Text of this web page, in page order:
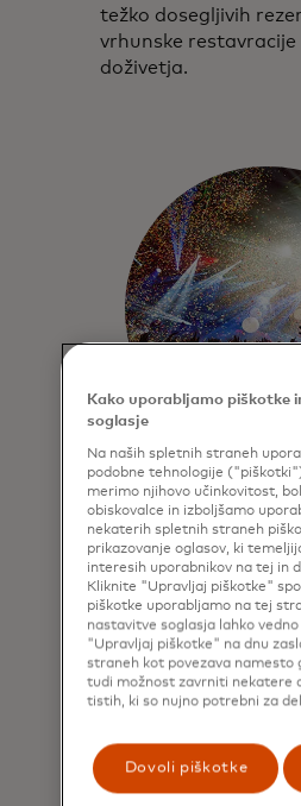
težko dosegljivih
vrhunske restavracije
doživetja.
Zabava
Zagotavljanje
predprodaje vstopnic,
prednostnega
neprecenljivih
priljubljenih
športnih dogodkih.
Kako uporabljamo piškotke
soglasje
Na naših spletnih straneh
podobne tehnologije
merimo njihovo učinkovitost,
obiskovalce in izboljšamo
nekaterih spletnih straneh
prikazovanje oglasov, ki
interesih uporabnikov na tej in
Kliknite "Upravljaj piškotke"
piškotke uporabljamo na tej
nastavitve soglasja lahko
"Upravljaj piškotke" na dnu
straneh kot povezava namesto
tudi možnost zavrniti nekatere
tistih, ki so nujno potrebni za
Dovoli piškotke